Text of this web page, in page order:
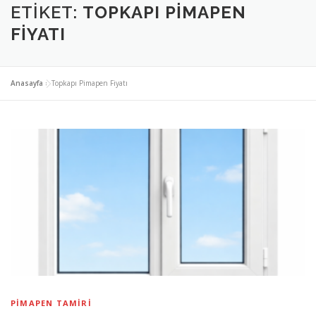
ANASAYFA İSTANBUL PİMAPEN
ETIKET: TOPKAPI PIMAPEN
FIYATI
Anasayfa »Topkapı Pimapen Fiyatı
PIMAPEN TAMIRI